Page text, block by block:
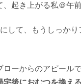
起き上がる私＠午前
して、もうしっかり
ーからのアピール
宅後におむつを換え